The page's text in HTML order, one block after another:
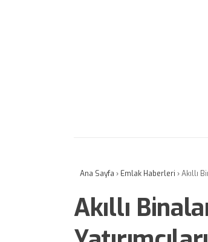
Ana Sayfa › Emlak Haberleri ›Akıllı
Akıllı